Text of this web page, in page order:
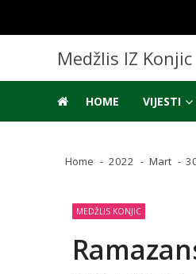
navigation
content
Medžlis IZ Konjic
HOME VIJESTI
Home 2022 Mart
MEDŽLIS KONJIC